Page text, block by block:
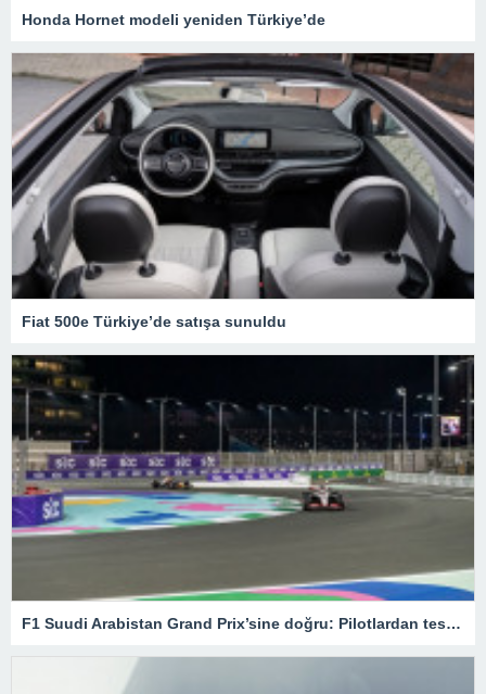
Honda Hornet modeli yeniden Türkiye’de
Fiat 500e Türkiye’de satışa sunuldu
F1 Suudi Arabistan Grand Prix’sine doğru: Pilotlardan test sürüşleri – Son Dakika Spor Haberleri